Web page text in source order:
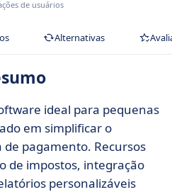
de usuários
Alternativas
ideal para pequenas
em simplificar o
pagamento. Recursos
de impostos, integração
personalizáveis